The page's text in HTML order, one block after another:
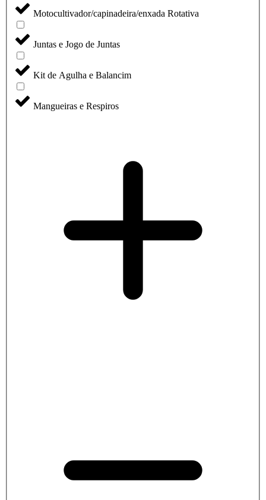
Motocultivador/capinadeira/enxada Rotativa
Juntas e Jogo de Juntas
Kit de Agulha e Balancim
Mangueiras e Respiros